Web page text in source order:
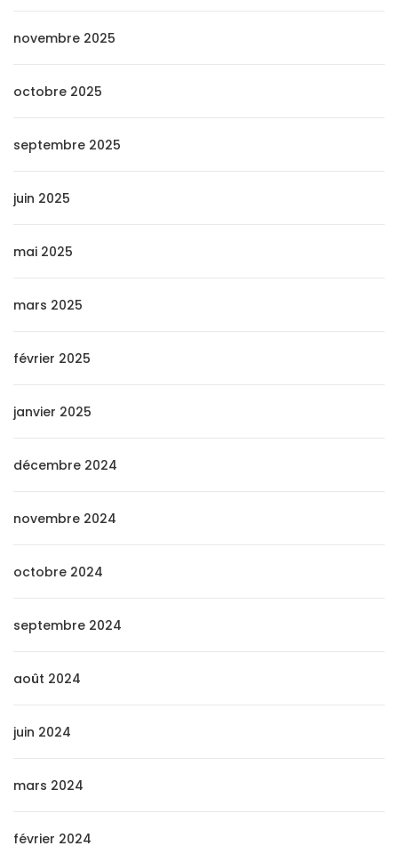
novembre 2025
octobre 2025
septembre 2025
juin 2025
mai 2025
mars 2025
février 2025
janvier 2025
décembre 2024
novembre 2024
octobre 2024
septembre 2024
août 2024
juin 2024
mars 2024
février 2024